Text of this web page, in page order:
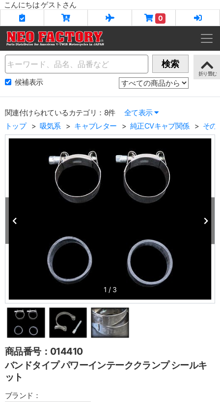
こんにちは ゲストさん
0
Name 検索
候補表示
関連付けられているカテゴリ：8件
全て表示
トップ
吸気系 キャブレター 純正CVキャブ関係 その
1 / 3
商品番号：014410
バンドタイプ パワーインテーククランプ シールキ
ット
ブランド：